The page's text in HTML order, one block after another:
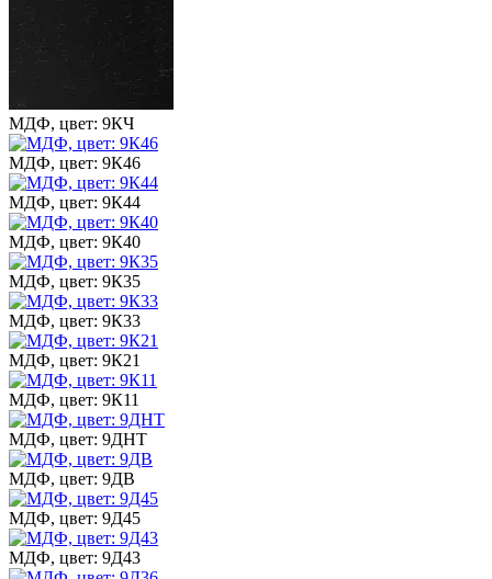
МДФ, цвет: 9КЧ
МДФ, цвет: 9К46
МДФ, цвет: 9К44
МДФ, цвет: 9К40
МДФ, цвет: 9К35
МДФ, цвет: 9К33
МДФ, цвет: 9К21
МДФ, цвет: 9К11
МДФ, цвет: 9ДНТ
МДФ, цвет: 9ДВ
МДФ, цвет: 9Д45
МДФ, цвет: 9Д43